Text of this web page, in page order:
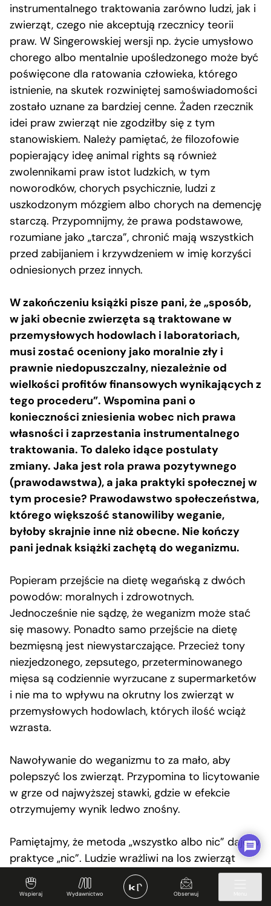
Wspieraj Wydawnictwo Obserwuj
instrumentalnego traktowania zarówno ludzi, jak i
zwierząt, czego nie akceptują rzecznicy teorii
praw. W Singerowskiej wersji np. życie umysłowo
chorego albo mentalnie upośledzonego może być
poświęcone dla ratowania człowieka, którego
istnienie, na skutek rozwiniętej samoświadomości
zostało uznane za bardziej cenne. Żaden rzecznik
idei praw zwierząt nie zgodziłby się z tym
stanowiskiem. Należy pamiętać, że filozofowie
popierający ideę animal rights są również
zwolennikami praw istot ludzkich, w tym
noworodków, chorych psychicznie, ludzi z
uszkodzonym mózgiem albo chorych na demencję
starczą. Przypomnijmy, że prawa podstawowe,
rozumiane jako „tarcza”, chronić mają wszystkich
przed zabijaniem i krzywdzeniem w imię korzyści
odniesionych przez innych.
W zakończeniu książki pisze pani, że „sposób,
w jaki obecnie zwierzęta są traktowane w
przemysłowych hodowlach i laboratoriach,
musi zostać oceniony jako moralnie zły i
prawnie niedopuszczalny, niezależnie od
wielkości profitów finansowych wynikających z
tego procederu”. Wspomina pani o
konieczności zniesienia wobec nich prawa
własności i zaprzestania instrumentalnego
traktowania. To daleko idące postulaty
zmiany. Jaka jest rola prawa pozytywnego
(prawodawstwa), a jaka praktyki społecznej w
tym procesie? Prawodawstwo społeczeństwa,
którego większość stanowiliby weganie,
byłoby skrajnie inne niż obecne. Nie kończy
pani jednak książki zachętą do weganizmu.
Popieram przejście na dietę wegańską z dwóch
powodów: moralnych i zdrowotnych.
Jednocześnie nie sądzę, że weganizm może stać
się masowy. Ponadto samo przejście na dietę
bezmięsną jest niewystarczające. Przecież tony
niezjedzonego, zepsutego, przeterminowanego
mięsa są codziennie wyrzucane z supermarketów
i nie ma to wpływu na okrutny los zwierząt w
przemysłowych hodowlach, których ilość wciąż
wzrasta.
Nawoływanie do weganizmu to za mało, aby
polepszyć los zwierząt. Przypomina to licytowanie
w grze od najwyższej stawki, gdzie w efekcie
otrzymujemy wynik ledwo znośny.
Pamiętajmy, że metoda „wszystko albo nic” daje w
praktyce „nic”. Ludzie wrażliwi na los zwierząt
powinni nie tylko baczyć na to, co jedzą, ale
przede wszystkim angażować się społecznie i